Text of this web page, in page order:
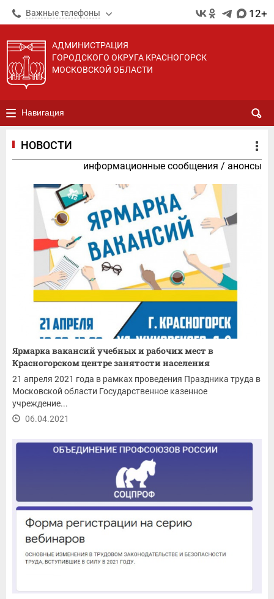
Важные телефоны 12+
АДМИНИСТРАЦИЯ
ГОРОДСКОГО ОКРУГА КРАСНОГОРСК
МОСКОВСКОЙ ОБЛАСТИ
Навигация
НОВОСТИ
информационные сообщения / анонсы
Ярмарка вакансий учебных и рабочих мест в
Красногорском центре занятости населения
21 апреля 2021 года в рамках проведения Праздника труда в
Московской области Государственное казенное
учреждение...
06.04.2021